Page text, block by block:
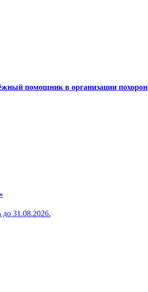
помощник в организации похорон
до 31.08.2026.